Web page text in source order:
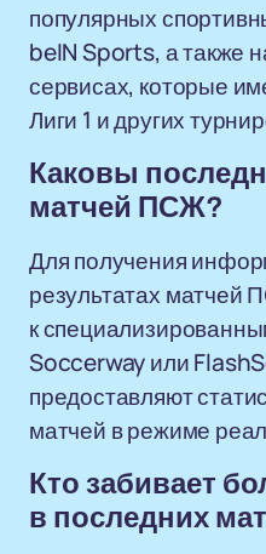
популярных
beIN Sports, а также
сервисах, которые
Лиги 1 и других
Каковы
матчей ПСЖ?
Для получения
результатах матчей
к
Soccerway или
предоставляют
матчей в режиме
Кто забивает
в последних